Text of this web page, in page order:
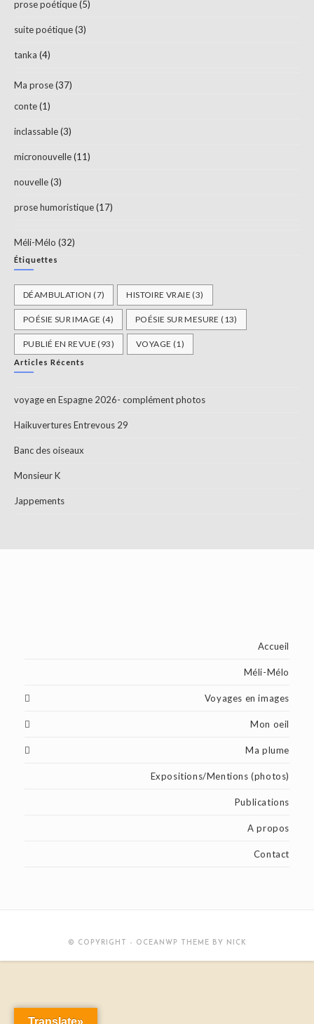
prose poétique(5)
suite poétique(3)
tanka (4)
Ma prose(37)
conte(1)
inclassable(3)
micronouvelle(11)
nouvelle(3)
prose humoristique(17)
Méli-Mélo (32)
Étiquettes
DÉAMBULATION (7) HISTOIRE VRAIE (3)
POÉSIE SUR IMAGE (4) POÉSIE SUR MESURE (13)
PUBLIÉ EN REVUE (93) VOYAGE (1)
Articles Récents
voyage en Espagne 2026- complément photos
Haikuvertures Entrevous 29
Banc des oiseaux
Monsieur K
Jappements
Accueil
Méli-Mélo
Voyages en images
Mon oeil
Ma plume
Expositions/Mentions (photos)
Publications
A propos
Contact
© COPYRIGHT - OCEANWP THEME BY NICK
Translate»